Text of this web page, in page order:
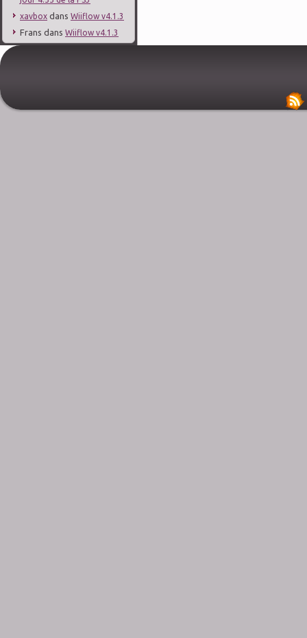
xavbox dans Wiiflow v4.1.3
Frans dans Wiiflow v4.1.3